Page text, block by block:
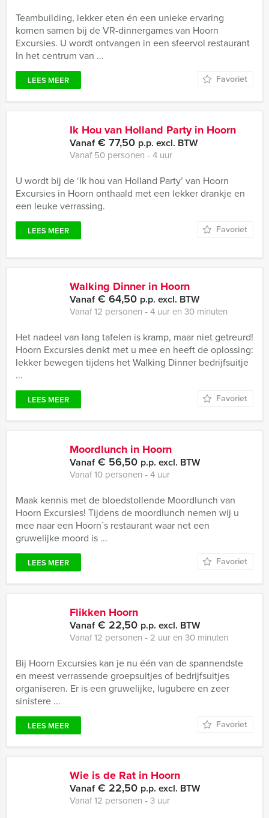
Teambuilding, lekker eten én een unieke ervaring
komen samen bij de VR-dinnergames van Hoorn
Excursies. U wordt ontvangen in een sfeervol restaurant
In het centrum van ...
LEES MEER Favoriet
Ik Hou van Holland Party in Hoorn
Vanaf€ 77,50 p.p. excl. BTW
Vanaf 50 personen ‐ 4 uur
U wordt bij de ‘Ik hou van Holland Party’ van Hoorn
Excursies in Hoorn onthaald met een lekker drankje en
een leuke verrassing.
LEES MEER Favoriet
Walking Dinner in Hoorn
Vanaf€ 64,50 p.p. excl. BTW
Vanaf 12 personen ‐ 4 uur en 30 minuten
Het nadeel van lang tafelen is kramp, maar niet getreurd!
Hoorn Excursies denkt met u mee en heeft de oplossing:
lekker bewegen tijdens het Walking Dinner bedrijfsuitje
...
LEES MEER Favoriet
Moordlunch in Hoorn
Vanaf€ 56,50 p.p. excl. BTW
Vanaf 10 personen ‐ 4 uur
Maak kennis met de bloedstollende Moordlunch van
Hoorn Excursies! Tijdens de moordlunch nemen wij u
mee naar een Hoorn`s restaurant waar net een
gruwelijke moord is ...
LEES MEER Favoriet
Flikken Hoorn
Vanaf€ 22,50 p.p. excl. BTW
Vanaf 12 personen ‐ 2 uur en 30 minuten
Bij Hoorn Excursies kan je nu één van de spannendste
en meest verrassende groepsuitjes of bedrijfsuitjes
organiseren. Er is een gruwelijke, lugubere en zeer
sinistere ...
LEES MEER Favoriet
Wie is de Rat in Hoorn
Vanaf€ 22,50 p.p. excl. BTW
Vanaf 12 personen ‐ 3 uur